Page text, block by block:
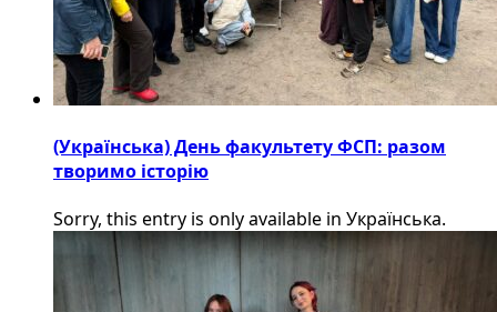
(Українська) День факультету ФСП: разом
творимо історію
Sorry, this entry is only available in Українська.